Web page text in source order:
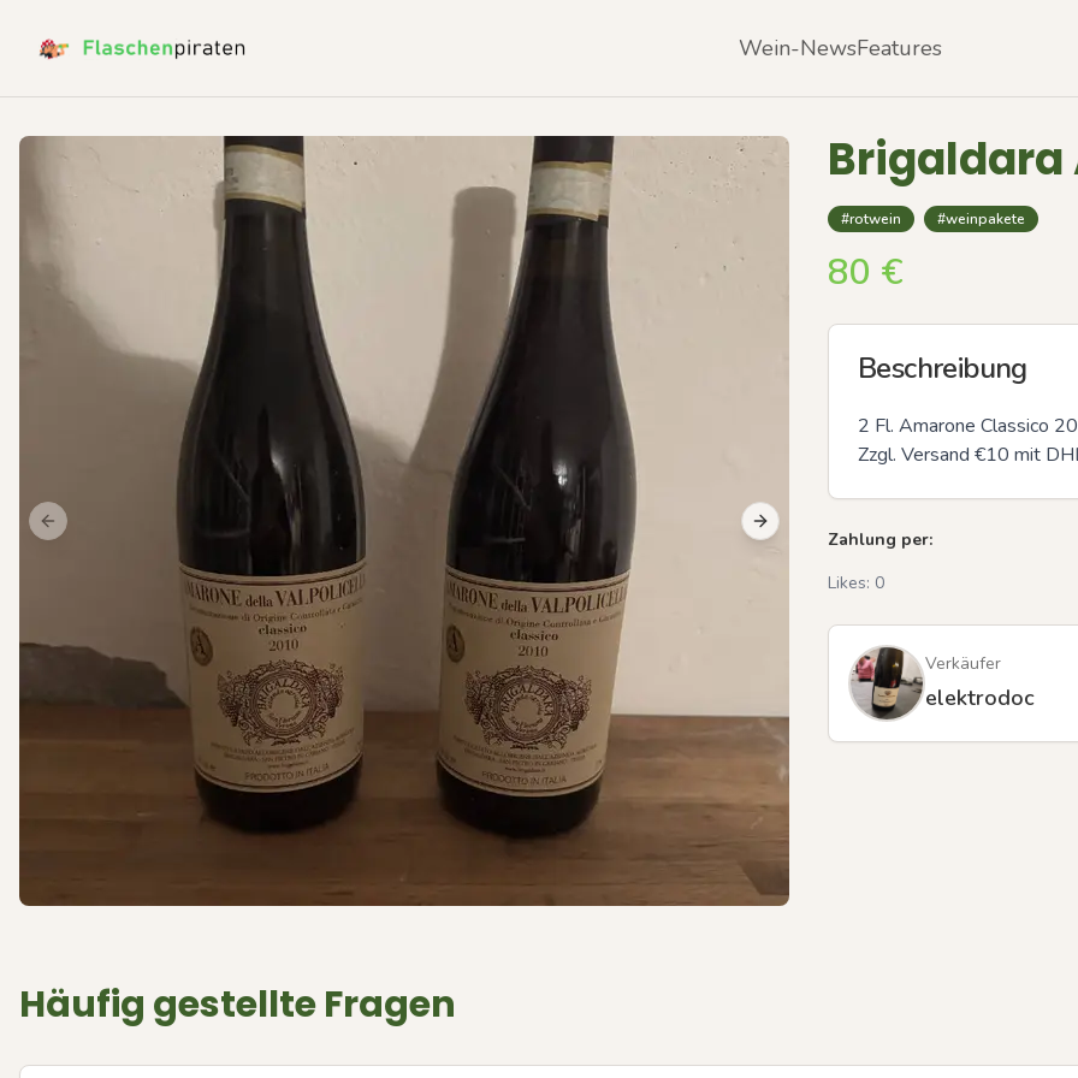
Wein-NewsFeatures
Previous slide Next slidePrevious slide
Brigaldara
#rotwein #weinpakete
80 €
Beschreibung
2 Fl. Amarone Classico
Zzgl. Versand €10 mit
Zahlung per:
Likes: 0
Verkäufer
elektrodoc
Häufig gestellte Fragen